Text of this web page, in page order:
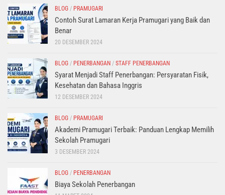
BLOG / PRAMUGARI
Contoh Surat Lamaran Kerja Pramugari yang Baik dan
Benar
20 DESEMBER 2024
BLOG / PENERBANGAN / STAFF PENERBANGAN
Syarat Menjadi Staff Penerbangan: Persyaratan Fisik,
Kesehatan dan Bahasa Inggris
12 DESEMBER 2024
BLOG / PRAMUGARI
Akademi Pramugari Terbaik: Panduan Lengkap Memilih
Sekolah Pramugari
3 DESEMBER 2024
BLOG / PENERBANGAN
Biaya Sekolah Penerbangan